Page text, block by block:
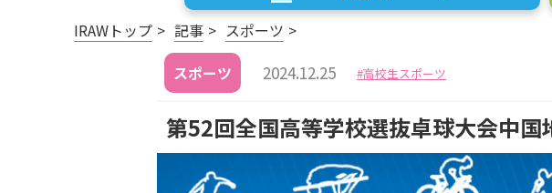
IRAWトップ 記事
スポーツ
スポーツ
2024.12.25 高校生スポーツ
第52回全国高等学校選抜卓球大会中